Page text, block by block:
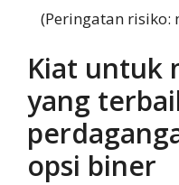
(Peringatan risiko:
Kiat untuk
yang
opsi biner